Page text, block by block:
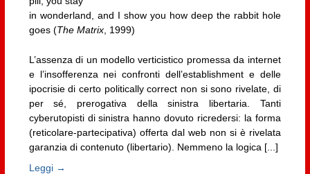
in wonderland, and I show you how deep the rabbit hole
goes (The Matrix, 1999)
L’assenza di un modello verticistico promessa da internet
e l’insofferenza nei confronti dell’establishment e delle
ipocrisie di certo politically correct non si sono rivelate, di
per sé, prerogativa della sinistra libertaria. Tanti
cyberutopisti di sinistra hanno dovuto ricredersi: la forma
(reticolare-partecipativa) offerta dal web non si è rivelata
garanzia di contenuto (libertario). Nemmeno la logica [...]
Leggi →